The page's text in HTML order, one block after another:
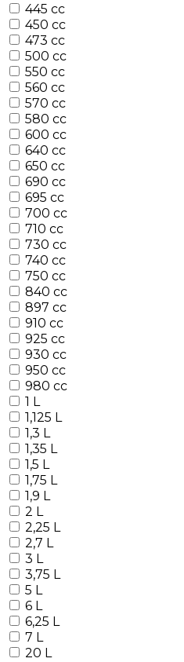
445 cc
450 cc
473 cc
500 cc
550 cc
560 cc
570 cc
580 cc
600 cc
640 cc
650 cc
690 cc
695 cc
700 cc
710 cc
730 cc
740 cc
750 cc
840 cc
897 cc
910 cc
925 cc
930 cc
950 cc
980 cc
1 L
1,125 L
1,3 L
1,35 L
1,5 L
1,75 L
1,9 L
2 L
2,25 L
2,7 L
3 L
3,75 L
5 L
6 L
6,25 L
7 L
20 L